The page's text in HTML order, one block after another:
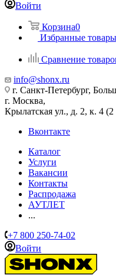
Войти
Корзина0
Избранные товары
Сравнение
info@shonx.ru
г. Санкт-Петербург,
г. Москва,
Крылатская ул., д. 2, к. 4 (2
Вконтакте
Каталог
Услуги
Вакансии
Контакты
Распродажа
АУТЛЕТ
...
+7 800 250-74-02
Войти